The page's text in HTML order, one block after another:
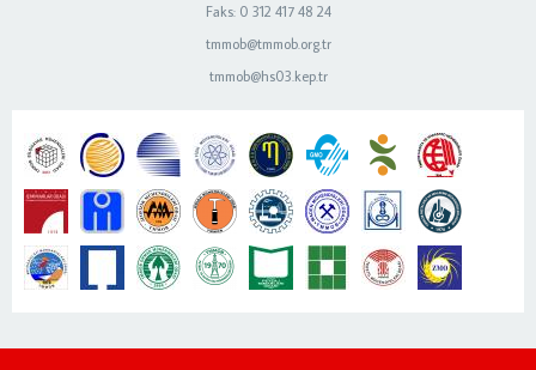
Faks: 0 312 417 48 24
tmmob@tmmob.org.tr
tmmob@hs03.kep.tr